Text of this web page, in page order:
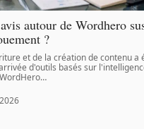
autour de Wordhero
?
et de la création de contenu a
d'outils basés sur
…